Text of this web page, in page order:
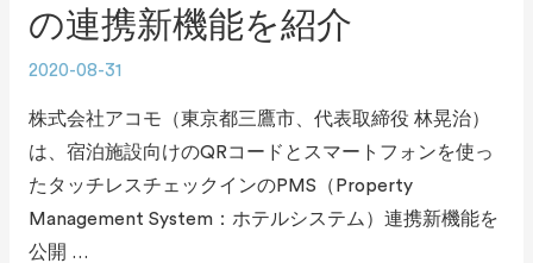
の連携新機能を紹介
2020-08-31
株式会社アコモ（東京都三鷹市、代表取締役 林晃治）
は、宿泊施設向けのQRコードとスマートフォンを使っ
たタッチレスチェックインのPMS（Property
Management System：ホテルシステム）連携新機能を
公開 …